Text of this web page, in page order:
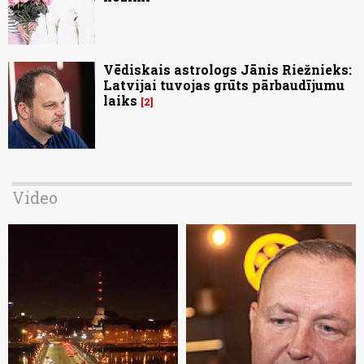
Vēdiskais astrologs Jānis Riežnieks:
Latvijai tuvojas grūts pārbaudījumu
laiks
2
Video